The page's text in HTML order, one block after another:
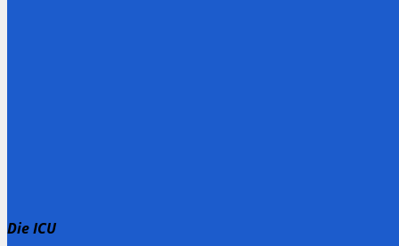
Die ICU